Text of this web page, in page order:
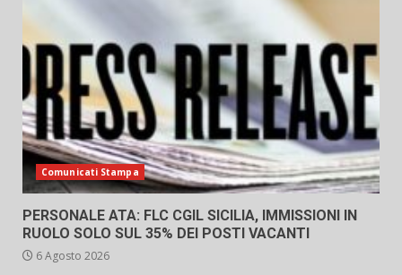
Comunicati Stampa
PERSONALE ATA: FLC CGIL SICILIA, IMMISSIONI IN
RUOLO SOLO SUL 35% DEI POSTI VACANTI
6 Agosto 2026